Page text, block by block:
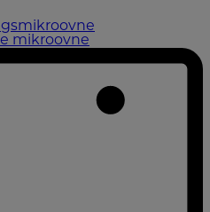
mikroovne